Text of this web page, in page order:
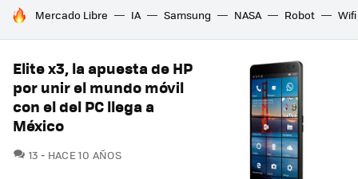
HOY SE HABLA DE
Mercado Libre IA Samsung NASA Robot Wifi
Elite x3, la apuesta de HP
por unir el mundo móvil
con el del PC llega a
México
13 COMENTARIOS
HACE 10 AÑOS